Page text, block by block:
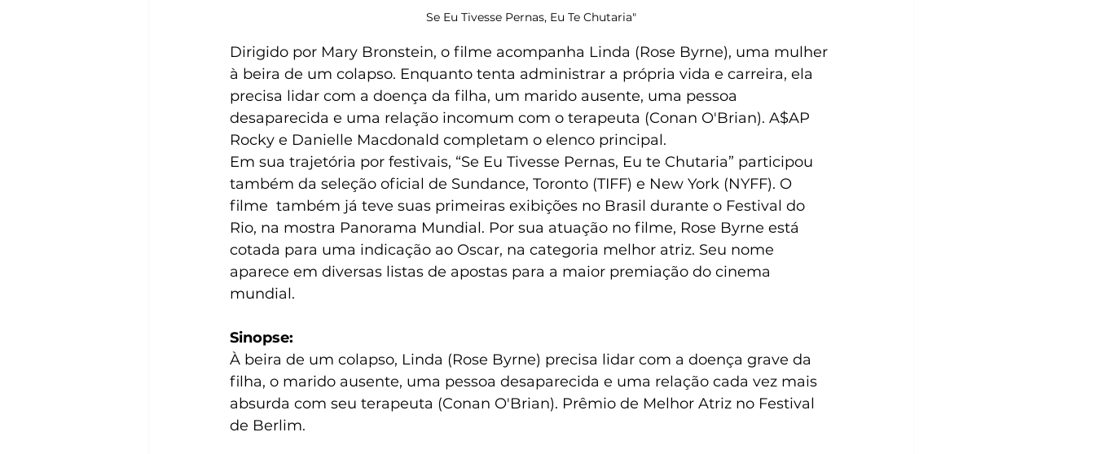
Se Eu Tivesse Pernas, Eu Te Chutaria"
Dirigido por Mary Bronstein, o filme acompanha Linda (Rose Byrne), uma mulher
à beira de um colapso. Enquanto tenta administrar a própria vida e carreira, ela
precisa lidar com a doença da filha, um marido ausente, uma pessoa
desaparecida e uma relação incomum com o terapeuta (Conan O'Brian). A$AP
Rocky e Danielle Macdonald completam o elenco principal.
Em sua trajetória por festivais, “Se Eu Tivesse Pernas, Eu te Chutaria” participou
também da seleção oficial de Sundance, Toronto (TIFF) e New York (NYFF). O
filme  também já teve suas primeiras exibições no Brasil durante o Festival do
Rio, na mostra Panorama Mundial. Por sua atuação no filme, Rose Byrne está
cotada para uma indicação ao Oscar, na categoria melhor atriz. Seu nome
aparece em diversas listas de apostas para a maior premiação do cinema
mundial.
Sinopse:
À beira de um colapso, Linda (Rose Byrne) precisa lidar com a doença grave da
filha, o marido ausente, uma pessoa desaparecida e uma relação cada vez mais
absurda com seu terapeuta (Conan O'Brian). Prêmio de Melhor Atriz no Festival
de Berlim.